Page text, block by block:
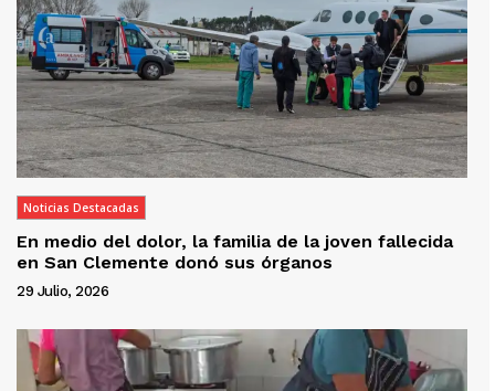
Noticias Destacadas
En medio del dolor, la familia de la joven fallecida
en San Clemente donó sus órganos
29 Julio, 2026